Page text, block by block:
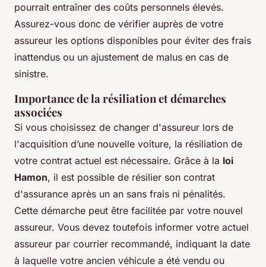
pourrait entraîner des coûts personnels élevés.
Assurez-vous donc de vérifier auprès de votre
assureur les options disponibles pour éviter des frais
inattendus ou un ajustement de malus en cas de
sinistre.
Importance de la résiliation et démarches
associées
Si vous choisissez de changer d'assureur lors de
l'acquisition d’une nouvelle voiture, la résiliation de
votre contrat actuel est nécessaire. Grâce à la loi
Hamon, il est possible de résilier son contrat
d'assurance après un an sans frais ni pénalités.
Cette démarche peut être facilitée par votre nouvel
assureur. Vous devez toutefois informer votre actuel
assureur par courrier recommandé, indiquant la date
à laquelle votre ancien véhicule a été vendu ou